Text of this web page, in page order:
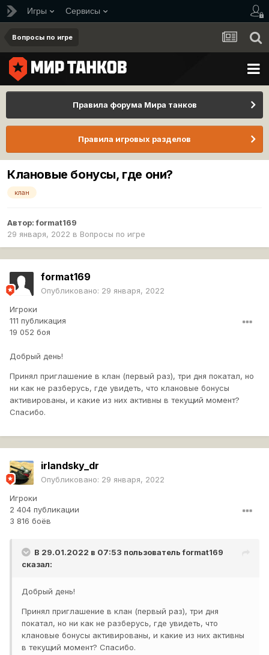
Игры Сервисы
Вопросы по игре
Правила форума Мира танков
Правила игровых разделов
Клановые бонусы, где они?
клан
Автор:format169
29 января, 2022 в Вопросы по игре
format169
Опубликовано: 29 января, 2022
Игроки
111 публикация
19 052 боя
Добрый день!
Принял приглашение в клан (первый раз), три дня покатал, но
ни как не разберусь, где увидеть, что клановые бонусы
активированы, и какие из них активны в текущий момент?
Спасибо.
irlandsky_dr
Опубликовано: 29 января, 2022
Игроки
2 404 публикации
3 816 боёв
В 29.01.2022 в 07:53 пользовательformat169
сказал:
Добрый день!
Принял приглашение в клан (первый раз), три дня
покатал, но ни как не разберусь, где увидеть, что
клановые бонусы активированы, и какие из них активны
в текущий момент? Спасибо.